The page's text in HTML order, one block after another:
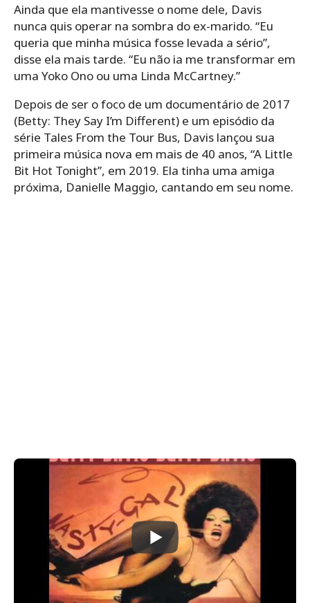
Ainda que ela mantivesse o nome dele, Davis
nunca quis operar na sombra do ex-marido. “Eu
queria que minha música fosse levada a sério”,
disse ela mais tarde. “Eu não ia me transformar em
uma Yoko Ono ou uma Linda McCartney.”
Depois de ser o foco de um documentário de 2017
(Betty: They Say I’m Different) e um episódio da
série Tales From the Tour Bus, Davis lançou sua
primeira música nova em mais de 40 anos, “A Little
Bit Hot Tonight”, em 2019. Ela tinha uma amiga
próxima, Danielle Maggio, cantando em seu nome.